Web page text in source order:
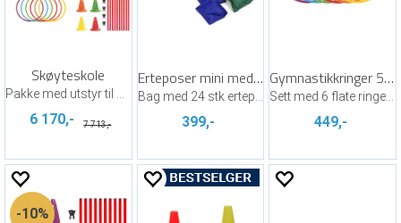
Skøyteskole
6 170,- 7 713,-
Erteposer mini med nett
399,-
Gymnastikkringer 50 cm - 6 stk
449,-
10%